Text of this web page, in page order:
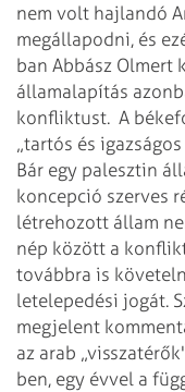
nem volt hajlandó
megállapodni, és
ban Abbász Olmert
államalapítás
konfliktust. A
„tartós és
Bár egy palesztin
koncepció szerves
létrehozott állam
nép között a
továbbra is
letelepedési jogát.
megjelent
az arab
ben, egy évvel a